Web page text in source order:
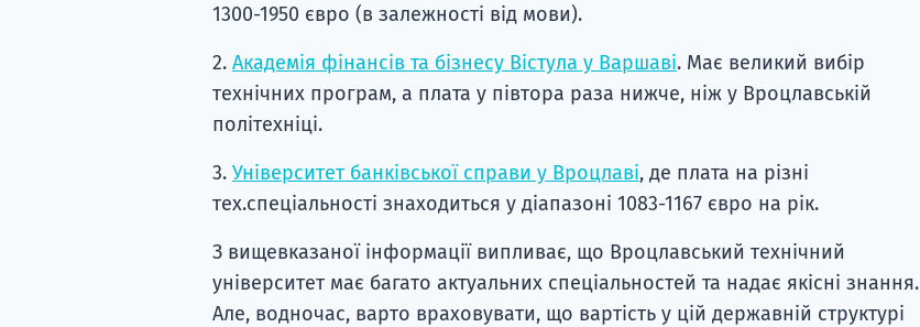
1300-1950 євро (в залежності від мови).
2. Академія фінансів та бізнесу Вістула у Варшаві. Має великий вибір
технічних програм, а плата у півтора раза нижче, ніж у Вроцлавській
політехніці.
3. Університет банківської справи у Вроцлаві, де плата на різні
тех.спеціальності знаходиться у діапазоні 1083-1167 євро на рік.
З вищевказаної інформації випливає, що Вроцлавський технічний
університет має багато актуальних спеціальностей та надає якісні знання.
Але, водночас, варто враховувати, що вартість у цій державній структурі